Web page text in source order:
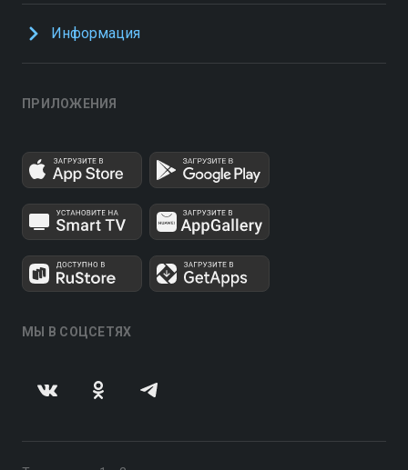
Информация
ПРИЛОЖЕНИЯ
МЫ В СОЦСЕТЯХ